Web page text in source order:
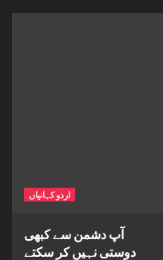
اردو کہانیاں
آپ دشمن سے کبھی
دوستی نہیں کر سکتے